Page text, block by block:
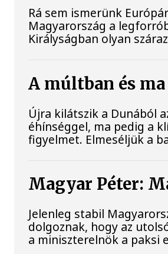
Rá sem ismerünk
Magyarország a
Királyságban olyan
A múltban és
Újra kilátszik a Dunából
éhínséggel, ma pedig a
figyelmet. Elmeséljük a
Magyar Péter:
Jelenleg stabil
dolgoznak, hogy az
a miniszterelnök a paksi